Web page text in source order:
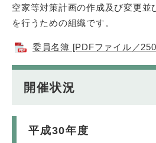
空家等対策計画の作成及び変更並
を行うための組織です。
委員名簿 [PDFファイル／
開催状況
平成30年度